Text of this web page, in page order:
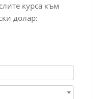
курса към
долар: